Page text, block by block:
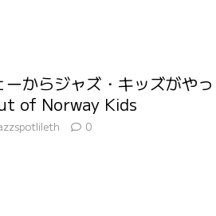
からジャズ・キッズがやっ
of Norway Kids
0